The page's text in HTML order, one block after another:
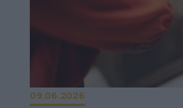
09.06.2026